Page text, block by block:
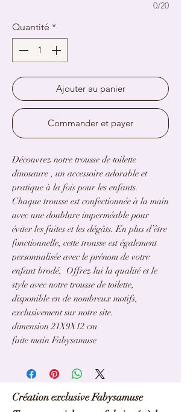
0/20
Quantité *
Ajouter au panier
Commander et payer
Découvrez notre trousse de toilette
dinosaure , un accessoire adorable et
pratique à la fois pour les enfants.
Chaque trousse est confectionnée à la main
avec une doublure imperméable pour
éviter les fuites et les dégâts. En plus d’être
fonctionnelle, cette trousse est également
personnalisée avec le prénom de votre
enfant brodé. Offrez lui la qualité et le
style avec notre trousse de toilette,
disponible en de nombreux motifs,
exclusivement sur notre site.
dimension 21X9X12 cm
faite main Fabysamuse
Création exclusive Fabysamuse